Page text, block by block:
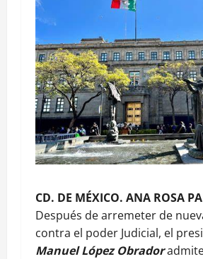
CD. DE MÉXICO. ANA ROSA
Después de arremeter de
contra el poder Judicial, el
Manuel López Obrador